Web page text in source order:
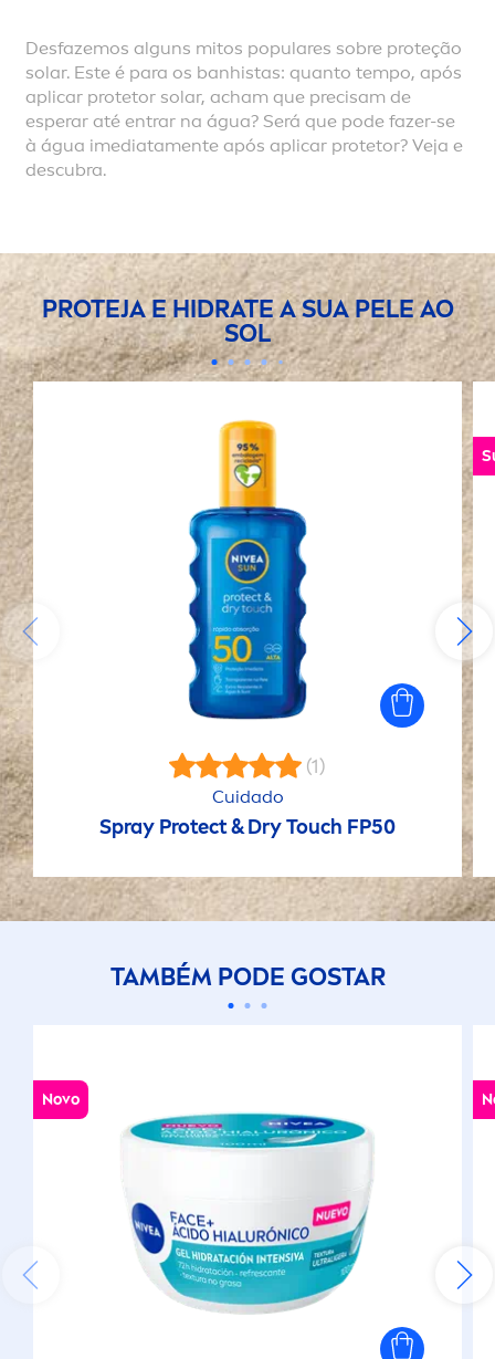
Desfazemos alguns mitos populares sobre proteção
solar. Este é para os banhistas: quanto tempo, após
aplicar protetor solar, acham que precisam de
esperar até entrar na água? Será que pode fazer-se
à água imediatamente após aplicar protetor? Veja e
descubra.
PROTEJA E HIDRATE A SUA PELE AO
SOL
(1)
Cuidado
Spray Protect& Dry Touch FP50
TAMBÉM PODE GOSTAR
Novo